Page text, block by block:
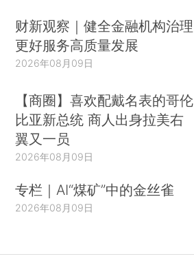
财新观察｜健全金融机构治理
更好服务高质量发展
2026年08月09日
【商圈】喜欢配戴名表的哥伦
比亚新总统 商人出身拉美右
翼又一员
2026年08月09日
专栏｜AI“煤矿”中的金丝雀
2026年08月09日